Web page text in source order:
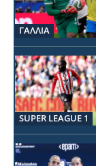
ΓΑΛΛΙΑ
SUPER LEAGUE 1